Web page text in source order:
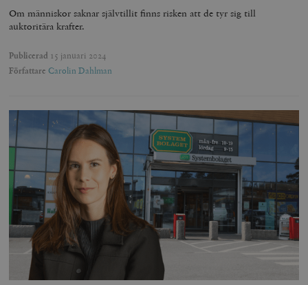
Om människor saknar självtillit finns risken att de tyr sig till
auktoritära krafter.
Publicerad 15 januari 2024
Författare Carolin Dahlman